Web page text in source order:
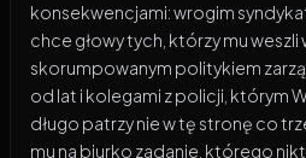
konsekwencjami: wrogim
chce głowy tych, którzy mu weszli
skorumpowanym politykiem
od lat i kolegami z policji, którym
długo patrzy nie w tę stronę co
mu na biurko zadanie, którego